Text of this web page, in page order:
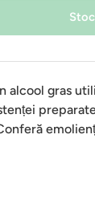
alcool gras